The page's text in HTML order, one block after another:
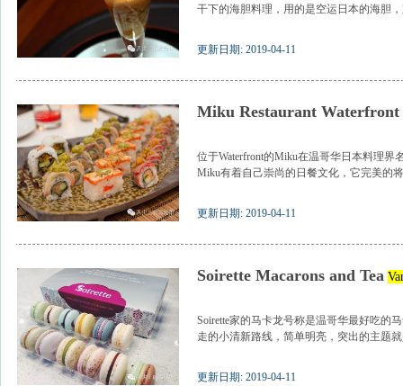
干下的海胆料理，用的是空运日本的海胆
更新日期: 2019-04-11
Miku Restaurant Waterfront
位于Waterfront的Miku在温哥华日本料理
Miku有着自己崇尚的日餐文化，它完美的
更新日期: 2019-04-11
Soirette Macarons and Tea
Soirette家的马卡龙号称是温哥华最好吃的
走的小清新路线，简单明亮，突出的主题
更新日期: 2019-04-11